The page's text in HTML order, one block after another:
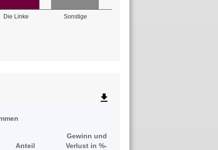
Die Linke Sonstige
file_download
Anteil
Gewinn und
Verlust in %-